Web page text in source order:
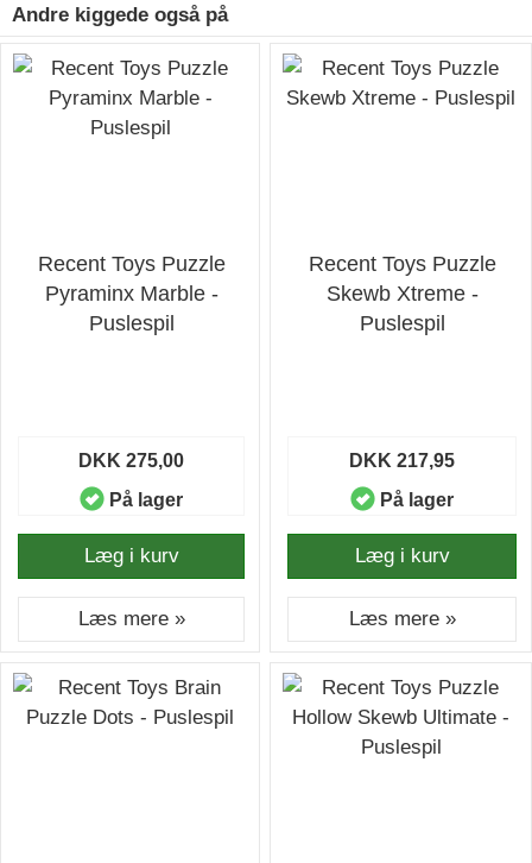
Andre kiggede også på
Recent Toys Puzzle
Pyraminx Marble -
Puslespil
DKK 275,00
På lager
Læg i kurv
Læs mere »
Recent Toys Puzzle
Skewb Xtreme -
Puslespil
DKK 217,95
På lager
Læg i kurv
Læs mere »